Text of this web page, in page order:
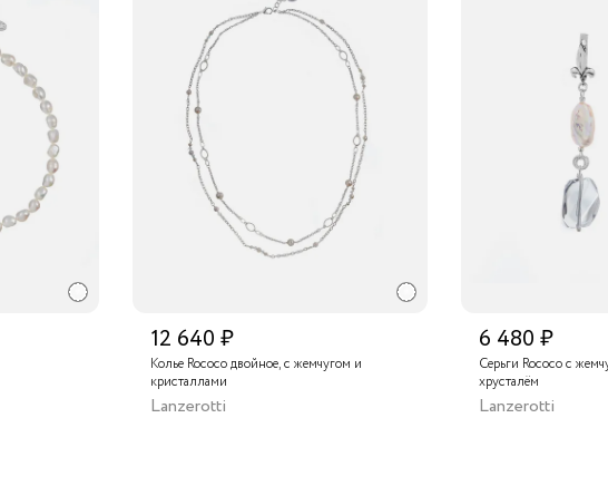
12 640 ₽
Колье Rococo двойное, с жемчугом и
кристаллами
Lanzerotti
6 480 ₽
Серьги Rococo с
хрусталём
Lanzerotti